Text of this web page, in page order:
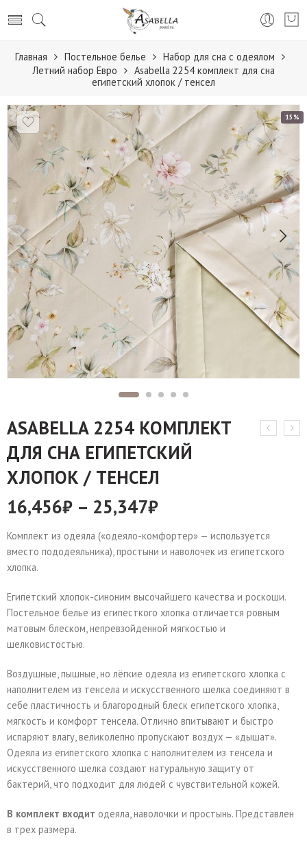
Главная Постельное белье
Набор для сна с одеялом
Летний набор Евро
Asabella 2254 комплект для сна
египетский хлопок / тенсел
15%
ASABELLA 2254 КОМПЛЕКТ
ДЛЯ СНА ЕГИПЕТСКИЙ
ХЛОПОК / ТЕНСЕЛ
16,456₽ – 25,347₽
Комплект из одеяла («одеяло-комфортер» — используется
вместо пододеяльника), простыни и наволочек из египетского
хлопка.
Египетский хлопок-синоним высочайшего качества и роскоши.
Постельное белье из египесткого хлопка отличается ровным
матовым блеском, непревзойденной мягкостью и
шелковистостью.
Воздушные, пышные, но лёгкие одеяла из египетского хлопка с
наполнителем из тенсела и искусственного шелка соединяют в
себе пластичность и благородный блеск египетского хлопка,
мягкость и комфорт тенсела. Отлично впитывают и быстро
испаряют влагу, великолепно пропускают воздух — «дышат».
Одеяла из египетского хлопка с наполнителем из тенсела и
искусственного шелка создают натуральную защиту от
бактерий, что подходит для людей с чувствительной кожей.
В комплект входит одеяла, наволочки и простынь. Представлен
в трех размера.